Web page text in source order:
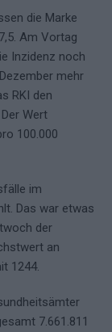
die Marke
Am Vortag
Inzidenz noch
mehr
RKI den
Wert
100.000
im
Das war etwas
der
an
1244.
7.661.811